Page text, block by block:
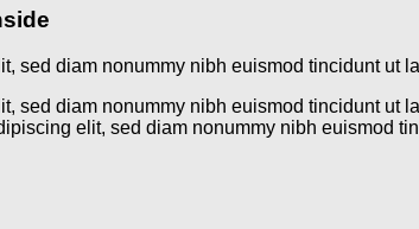
sed diam nonummy nibh euismod tincidunt ut
sed diam nonummy nibh euismod tincidunt ut
elit, sed diam nonummy nibh euismod